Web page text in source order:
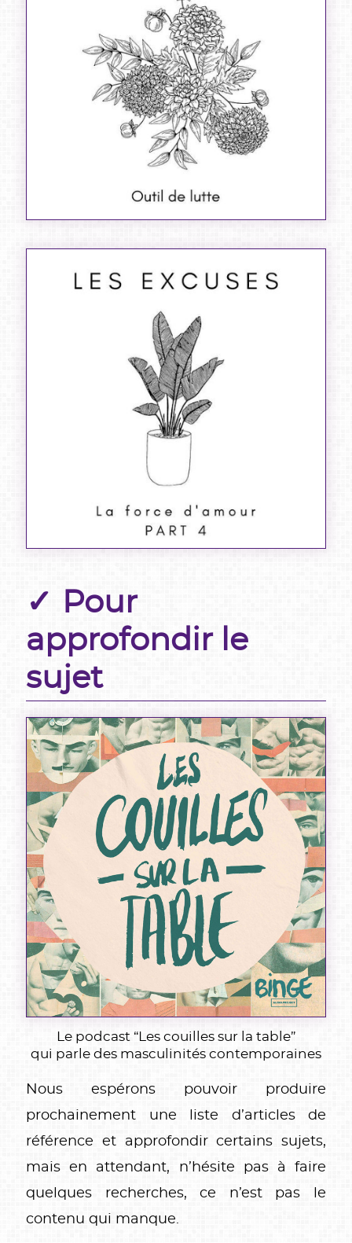
Pour
approfondir le
sujet
Le podcast “Les couilles sur la table”
qui parle des masculinités contemporaines
Nous espérons pouvoir produire
prochainement une liste d’articles de
référence et approfondir certains sujets,
mais en attendant, n’hésite pas à faire
quelques recherches, ce n’est pas le
contenu qui manque.